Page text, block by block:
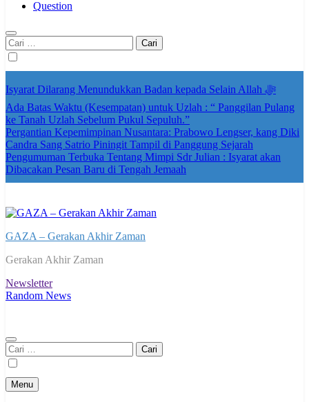
Question
Cari
untuk:
Isyarat Dilarang Menundukkan Badan kepada Selain Allah ﷻ
Ada Batas Waktu (Kesempatan) untuk Uzlah : “ Panggilan Pulang
ke Tanah Uzlah Sebelum Pukul Sepuluh.”
Pergantian Kepemimpinan Nusantara: Prabowo Lengser, kang Diki
Candra Sang Satrio Piningit Tampil di Panggung Sejarah
Pengumuman Terbuka Tentang Mimpi Sdr Julian : Isyarat akan
Dibacakan Pesan Baru di Tengah Jemaah
GAZA – Gerakan Akhir Zaman
Gerakan Akhir Zaman
Newsletter
Random News
Cari
untuk:
Menu